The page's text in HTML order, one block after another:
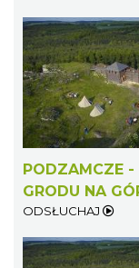
PODZAMCZE -
GRODU NA
ODSŁUCHAJ